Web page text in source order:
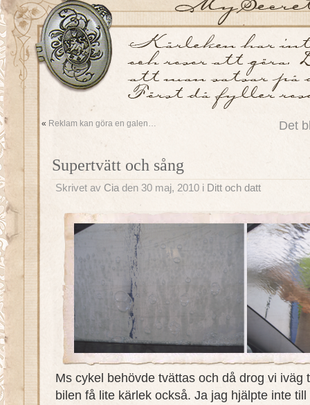
« Reklam kan göra en galen… Det
Supertvätt och sång
Skrivet av Cia den 30 maj, 2010 i Ditt och datt
Ms cykel behövde tvättas och då drog vi iväg
bilen få lite kärlek också. Ja jag hjälpte inte